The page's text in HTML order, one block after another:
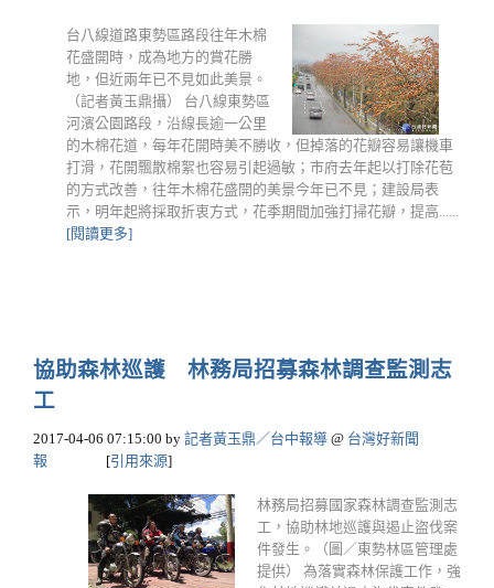
台八線道路東勢區路段往年木棉
花盛開時，成為地方的賞花勝
地，但近兩年已不見如此美景。
（記者黃玉鼎攝） 台八線東勢區
河濱公園路段，沿線長逾一公里
的木棉花道，每年花開時美不勝收，但掉落的花瓣容易讓機車
打滑，花開飄散棉絮也容易引起過敏；市府去年起以打除花苞
的方式改善，往年木棉花盛開的美景今年已不見；建設局表
示，明年起將採取折衷方式，花季期間加強打掃花瓣，提高......
[閱讀更多]
協助森林巡護 林務局招募森林調查監測志
工
2017-04-06 07:15:00 by 記者黃玉鼎／台中報導 @ 台灣好新聞
報
[引用來源]
林務局招募國家森林調查監測志
工，協助林地巡護與遏止盜伐案
件發生。（圖／東勢林區管理處
提供） 為落實森林保護工作，強